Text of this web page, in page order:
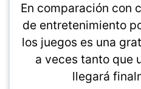
En comparación con
de entretenimiento
los juegos es una
a veces tanto que
llegará